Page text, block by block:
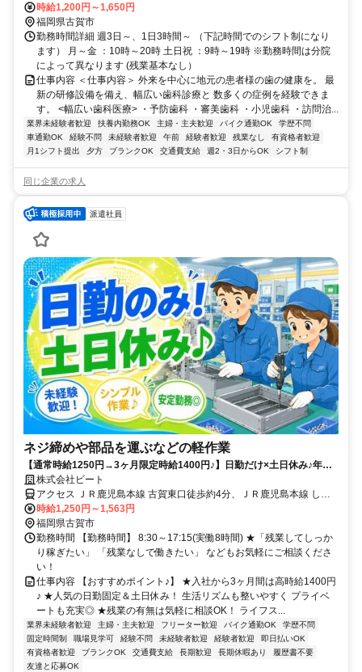
時給1,200円～1,650円
福岡県古賀市
勤務時間詳細 週3日～、1日3時間～ （下記時間でのシフト制になり
ます） 月～金 ：10時～20時 土日祝 ：9時～19時 ※勤務時間は分院
によって異なります (残業基本なし）
仕事内容 ＜仕事内容＞ 外来を中心に地元の患者様の歯の健康を。 最
新の研修設備を備え、幅広い歯科診療と 数多くの症例を経験できま
す。 <幅広い歯科医療> ・予防歯科 ・審美歯科 ・小児歯科 ・訪問治...
業界未経験者歓迎 扶養内勤務OK 主婦・主夫歓迎 バイク通勤OK
学歴不問
車通勤OK
経験不問 未経験者歓迎 午前 経験者歓迎 残業なし
有資格者歓迎
月1シフト提出
夕方 ブランクOK 交通費支給 週2・3日からOK シフト制
同じ企業の求人
派遣社員
ネジ締めや部品を運ぶなどの軽作業
【通常時給1250円→3ヶ月限定時給1400円♪】日勤だけ×土日休み♪年間
休日125日以上！残業の相談OK！未経験ＯＫ◎駅チカ＆空調完備
株式会社ビート
アクセス ＪＲ鹿児島本線 古賀東口徒歩約4分、ＪＲ鹿児島本線 しし
ぶ西口徒歩約19分 JR古賀駅より徒歩5分程
時給1,250円～1,563円
福岡県古賀市
勤務時間 【勤務時間】 8:30～17:15(実働8時間) ★「残業してしっか
り稼ぎたい」 「残業なしで働きたい」 などもお気軽にご相談くださ
い！
仕事内容 【おすすめポイント♪】 ★入社から3ヶ月間は高時給1400円
♪ ★人気の日勤固定＆土日休み！ 生活リズムも整いやすく プライベ
ートも充実◎ ★残業の有無は気軽に相談OK！ ライフス...
業界未経験者歓迎 主婦・主夫歓迎 フリーター歓迎 バイク通勤OK
学歴不問
固定時間制
職場見学可 経験不問 未経験者歓迎 経験者歓迎
即日払いOK
有資格者歓迎
ブランクOK 交通費支給 長期歓迎 長期休暇あり
履歴書不要
友達と応募OK